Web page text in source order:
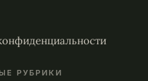
РУБРИКИ